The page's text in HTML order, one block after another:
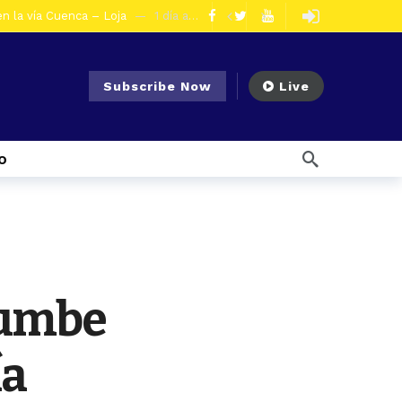
la vía Cuenca – Loja 1 día ago
2 días ago
Noticias para migrantes Ecuatorianos Cuatro ciudadanos vinculados a Los Águilas son detenidos en La Troncal por presunto tráfico de droga 5 días ago
el Fenómeno El Niño
Subscribe Now Live